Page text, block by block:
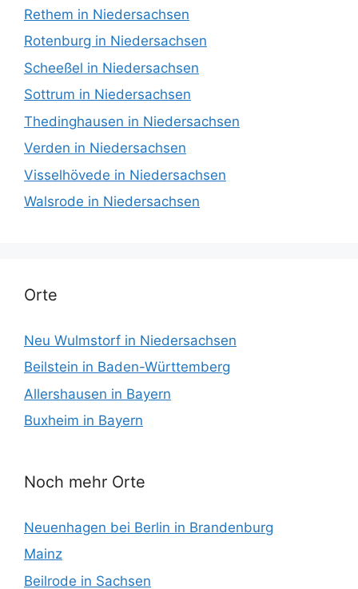
Rethem in Niedersachsen
Rotenburg in Niedersachsen
Scheeßel in Niedersachsen
Sottrum in Niedersachsen
Thedinghausen in Niedersachsen
Verden in Niedersachsen
Visselhövede in Niedersachsen
Walsrode in Niedersachsen
Orte
Neu Wulmstorf in Niedersachsen
Beilstein in Baden-Württemberg
Allershausen in Bayern
Buxheim in Bayern
Noch mehr Orte
Neuenhagen bei Berlin in Brandenburg
Mainz
Beilrode in Sachsen